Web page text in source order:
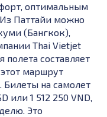
оптимальным
Из Паттайи можно
(Бангкок),
Thai Vietjet
составляет
этот маршрут
на самолет
или 1 512 250 VND,
Это